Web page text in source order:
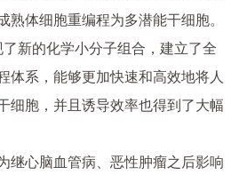
熟体细胞重编程为多潜能干细胞。
新的化学小分子组合，建立了全
体系，能够更加快速和高效地将人
细胞，并且诱导效率也得到了大幅
继心脑血管病、恶性肿瘤之后影响